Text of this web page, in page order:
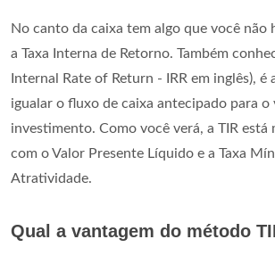
No canto da caixa tem algo que você não
a Taxa Interna de Retorno. Também
Internal Rate of Return - IRR em inglês), é
igualar o fluxo de caixa antecipado para o
investimento. Como você verá, a TIR está
com o Valor Presente Líquido e a Taxa
Atratividade.
Qual a vantagem do método